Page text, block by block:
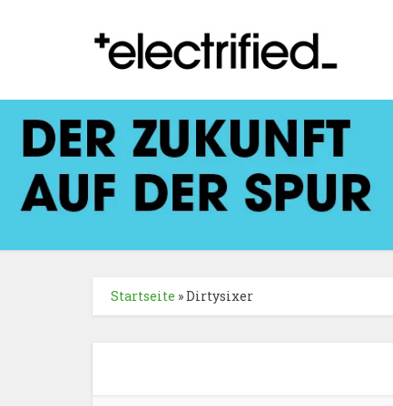
Startseite »Dirtysixer